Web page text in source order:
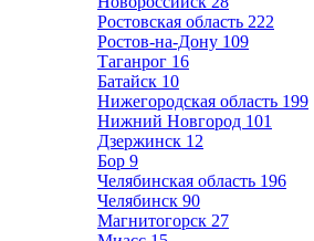
Ростовская область 222
Ростов-на-Дону 109
Таганрог 16
Батайск 10
Нижегородская область 199
Нижний Новгород 101
Дзержинск 12
Бор 9
Челябинская область 196
Челябинск 90
Магнитогорск 27